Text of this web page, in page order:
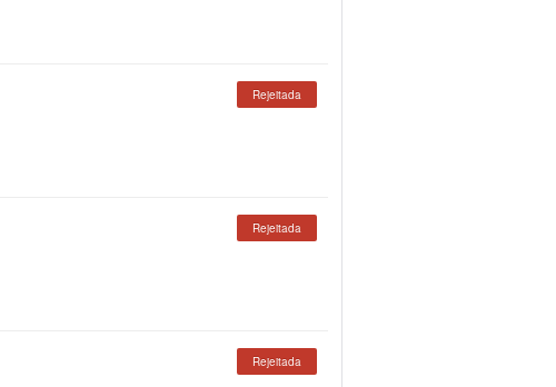
Rejeitada
Rejeitada
Rejeitada